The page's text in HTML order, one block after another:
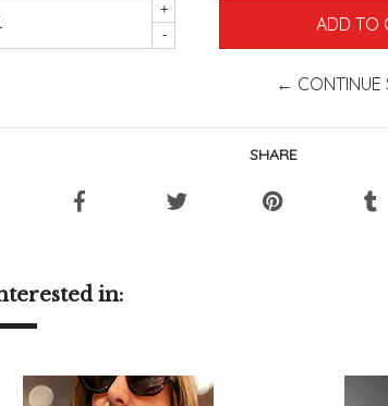
+
-
← CONTINUE
SHARE
in: